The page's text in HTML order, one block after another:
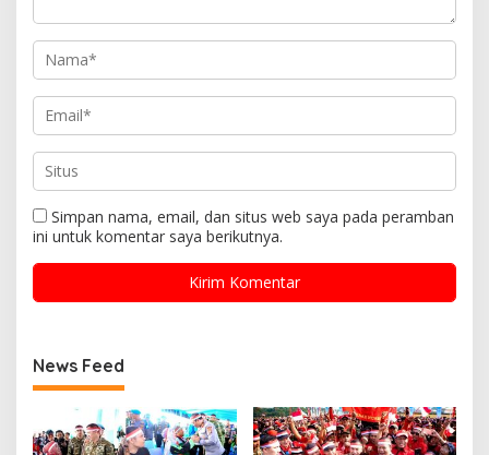
Simpan nama, email, dan situs web saya pada peramban
ini untuk komentar saya berikutnya.
News Feed